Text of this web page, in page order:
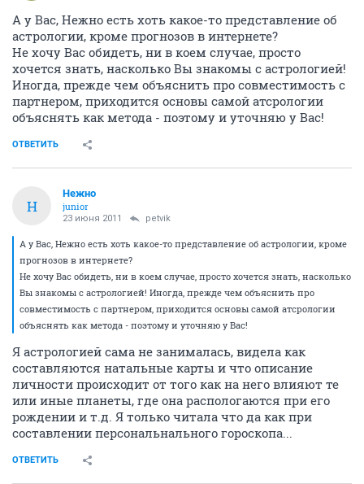
А у Вас, Нежно есть хоть какое-то представление об
астрологии, кроме прогнозов в интернете?
Не хочу Вас обидеть, ни в коем случае, просто
хочется знать, насколько Вы знакомы с астрологией!
Иногда, прежде чем объяснить про совместимость с
партнером, приходится основы самой атсрологии
объяснять как метода - поэтому и уточняю у Вас!
ОТВЕТИТЬ
Н
Нежно
junior
23 июня 2011 petvik
А у Вас, Нежно есть хоть какое-то представление об астрологии, кроме
прогнозов в интернете?
Не хочу Вас обидеть, ни в коем случае, просто хочется знать, насколько
Вы знакомы с астрологией! Иногда, прежде чем объяснить про
совместимость с партнером, приходится основы самой атсрологии
объяснять как метода - поэтому и уточняю у Вас!
Я астрологией сама не занималась, видела как
составляются натальные карты и что описание
личности происходит от того как на него влияют те
или иные планеты, где она распологаются при его
рождении и т.д. Я только читала что да как при
составлении персональнального гороскопа...
ОТВЕТИТЬ